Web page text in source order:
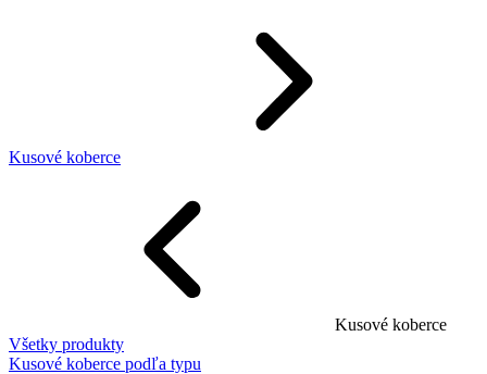
Kusové koberce
Kusové koberce
Všetky produkty
Kusové koberce podľa typu